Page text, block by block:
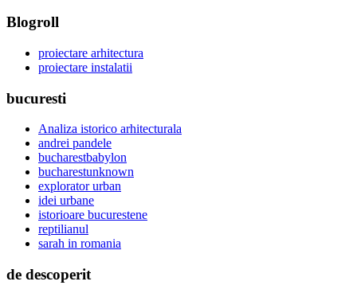
Blogroll
proiectare arhitectura
proiectare instalatii
bucuresti
Analiza istorico arhitecturala
andrei pandele
bucharestbabylon
bucharestunknown
explorator urban
idei urbane
istorioare bucurestene
reptilianul
sarah in romania
de descoperit